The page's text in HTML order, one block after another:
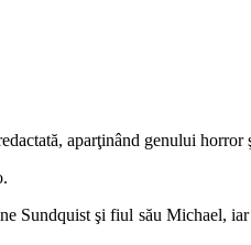
aparţinând genului horror
Sundquist şi fiul său Michael,